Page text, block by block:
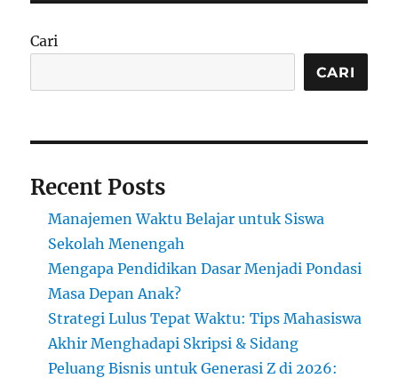
Emas
Batangan:
Peluang
Cari
CARI
Recent Posts
Manajemen Waktu Belajar untuk Siswa
Sekolah Menengah
Mengapa Pendidikan Dasar Menjadi Pondasi
Masa Depan Anak?
Strategi Lulus Tepat Waktu: Tips Mahasiswa
Akhir Menghadapi Skripsi & Sidang
Peluang Bisnis untuk Generasi Z di 2026: